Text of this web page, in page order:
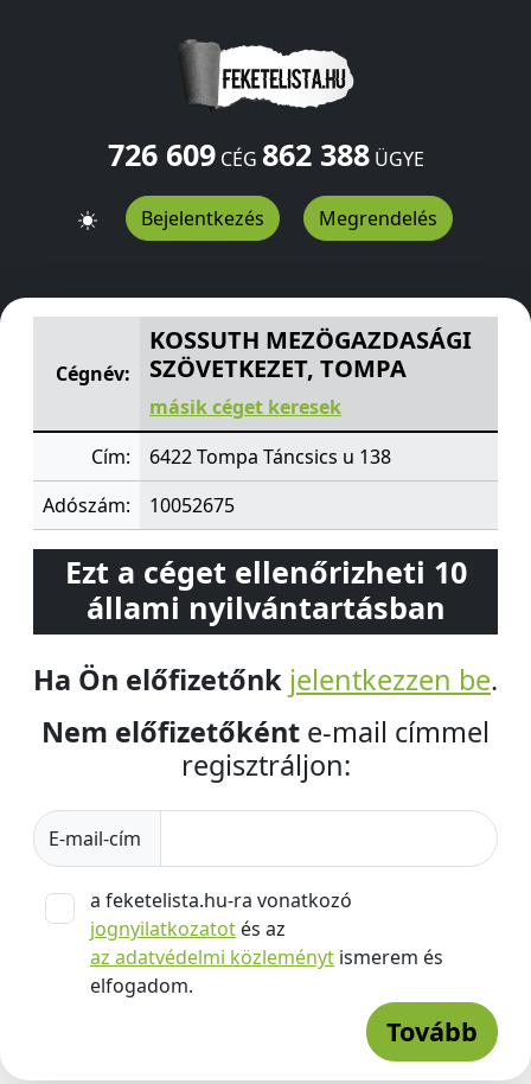
726 609CÉG 862 388ÜGYE
Bejelentkezés Megrendelés
KOSSUTH MEZÖGAZDASÁGI SZÖVETKEZET, TOMPA
Cégnév:
KOSSUTH MEZÖGAZDASÁGI
SZÖVETKEZET, TOMPA
másik céget keresek
Cím:
6422 Tompa Táncsics u 138
Adószám:
10052675
Ezt a céget ellenőrizheti 10
állami nyilvántartásban
Ha Ön előfizetőnk jelentkezzen be.
Nem előfizetőként e-mail címmel
regisztráljon:
E-mail-cím
a feketelista.hu-ra vonatkozó
jognyilatkozatot és az
az adatvédelmi közleményt ismerem és
elfogadom.
Tovább